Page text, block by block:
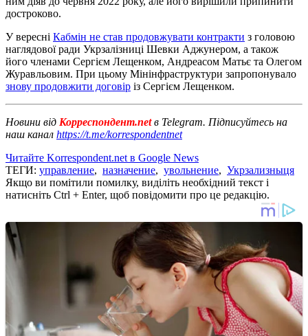
достроково.
У вересні Кабмін не став продовжувати контракти з головою
наглядової ради Укрзалізниці Шевки Аджунером, а також
його членами Сергієм Лещенком, Андреасом Матьє та Олегом
Журавльовим. При цьому Мінінфраструктури запропонувало
знову продовжити договір із Сергієм Лещенком.
Новини від Корреспондент.netв Telegram. Підписуйтесь на
наш канал https://t.me/korrespondentnet
Читайте Korrespondent.net в Google News
ТЕГИ: управление, назначение, увольнение, Укрзализныця
Якщо ви помітили помилку, виділіть необхідний текст і
натисніть Ctrl + Enter, щоб повідомити про це редакцію.